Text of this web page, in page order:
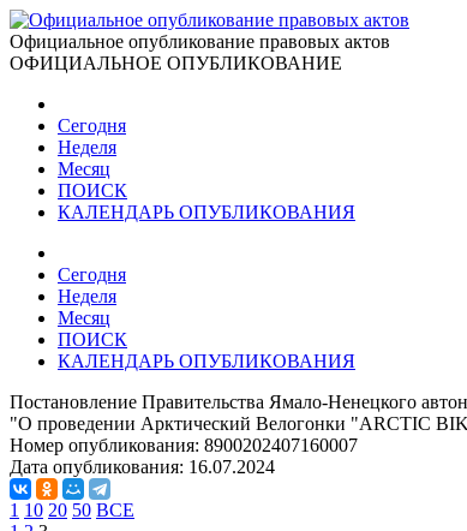
Официальное опубликование правовых актов
ОФИЦИАЛЬНОЕ ОПУБЛИКОВАНИЕ
Сегодня
Неделя
Месяц
ПОИСК
КАЛЕНДАРЬ ОПУБЛИКОВАНИЯ
Сегодня
Неделя
Месяц
ПОИСК
КАЛЕНДАРЬ ОПУБЛИКОВАНИЯ
Постановление Правительства Ямало-Ненецкого
"О проведении Арктический Велогонки "ARCTIC
Номер опубликования: 8900202407160007
Дата опубликования: 16.07.2024
1 10 20 50 ВСЕ